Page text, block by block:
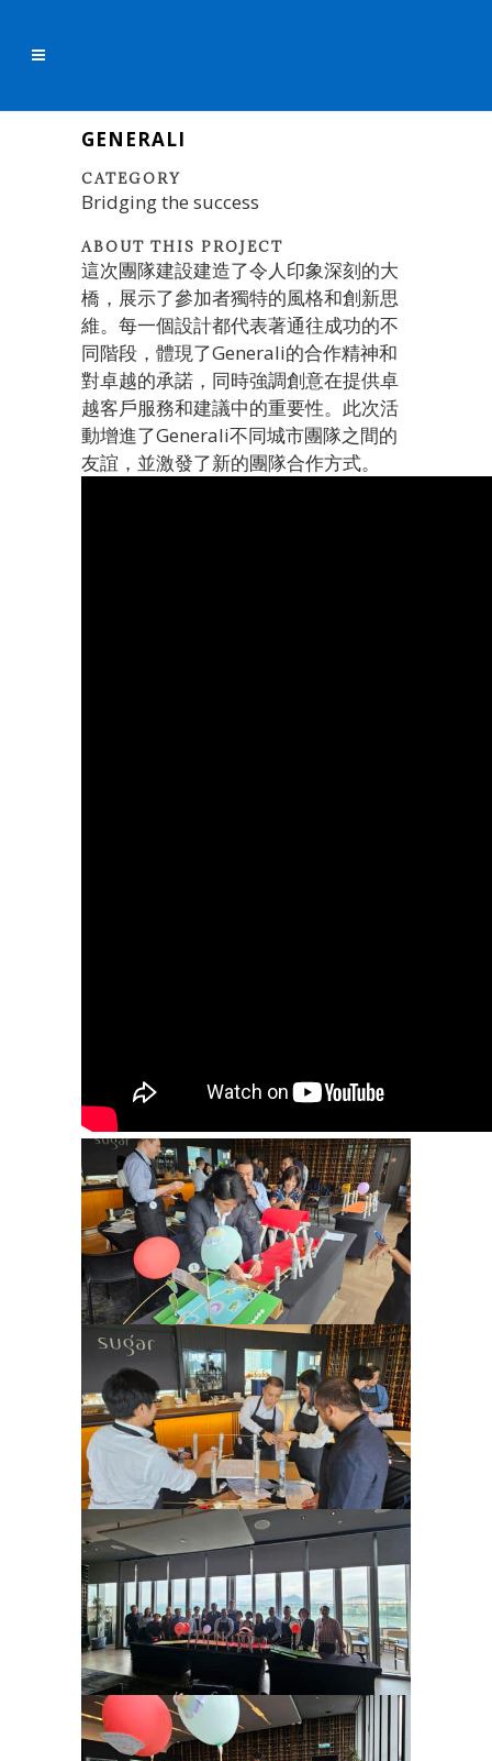
GENERALI
CATEGORY
Bridging the success
ABOUT THIS PROJECT
這次團隊建設建造了令人印象深刻的大
橋，展示了參加者獨特的風格和創新思
維。每一個設計都代表著通往成功的不
同階段，體現了Generali的合作精神和
對卓越的承諾，同時強調創意在提供卓
越客戶服務和建議中的重要性。此次活
動增進了Generali不同城市團隊之間的
友誼，並激發了新的團隊合作方式。